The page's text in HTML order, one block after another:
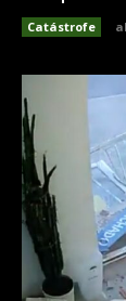
Catástrofe